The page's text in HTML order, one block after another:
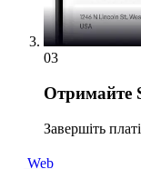
03
Отримайте
Завершіть
Web